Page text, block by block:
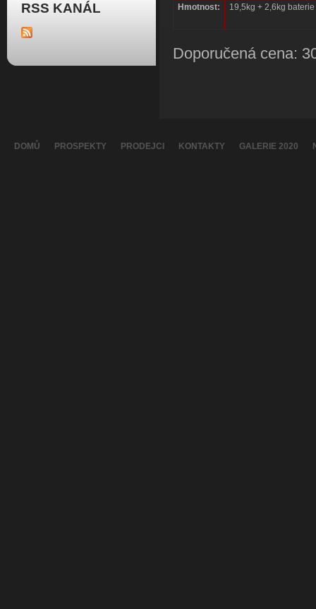
RSS KANÁL Hmotnost: 19,5kg + 2,6kg baterie
Doporučená cena:
DOMŮ PROSPEKTY PRODEJCI KONTAKTY GALERIE 2020